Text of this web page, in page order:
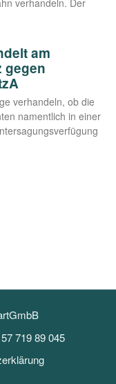
ver­han­deln. Der
am
gegen
ver­han­deln, ob die
nament­lich in einer
719 89 045